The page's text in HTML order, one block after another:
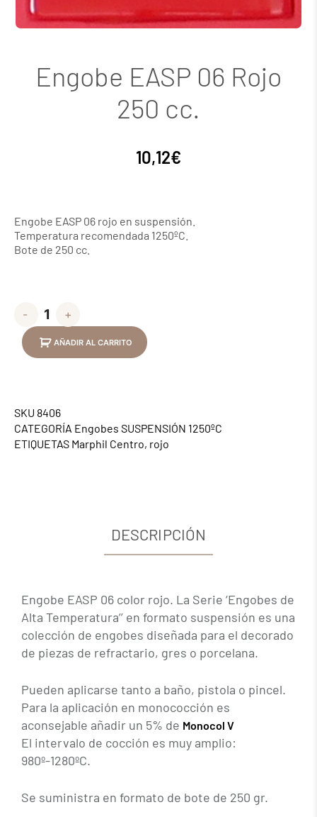
Engobe EASP 06 Rojo
250 cc.
10,12€
Engobe EASP 06 rojo en suspensión.
Temperatura recomendada 1250ºC.
Bote de 250 cc.
- +
AÑADIR AL CARRITO
SKU 8406
CATEGORÍA Engobes SUSPENSIÓN 1250ºC
ETIQUETAS Marphil Centro, rojo
DESCRIPCIÓN
Engobe EASP 06 color rojo. La Serie ‘Engobes de
Alta Temperatura’’ en formato suspensión es una
colección de engobes diseñada para el decorado
de piezas de refractario, gres o porcelana.
Pueden aplicarse tanto a baño, pistola o pincel.
Para la aplicación en monococción es
aconsejable añadir un 5% de Monocol V
El intervalo de cocción es muy amplio:
980º-1280ºC.
Se suministra en formato de bote de 250 gr.